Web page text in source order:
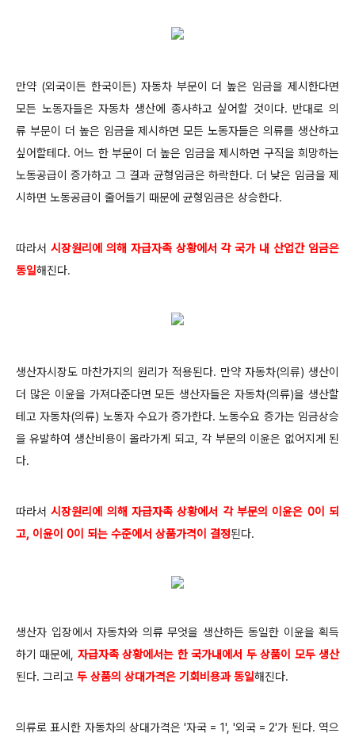
만약 (외국이든 한국이든) 자동차 부문이 더 높은 임금을 제시한다면
모든 노동자들은 자동차 생산에 종사하고 싶어할 것이다. 반대로 의
류 부문이 더 높은 임금을 제시하면 모든 노동자들은 의류를 생산하고
싶어할테다. 어느 한 부문이 더 높은 임금을 제시하면 구직을 희망하는
노동공급이 증가하고 그 결과 균형임금은 하락한다. 더 낮은 임금을 제
시하면 노동공급이 줄어들기 때문에 균형임금은 상승한다.
따라서 시장원리에 의해 자급자족 상황에서 각 국가 내 산업간 임금은
동일해진다.
생산자시장도 마찬가지의 원리가 적용된다. 만약 자동차(의류) 생산이
더 많은 이윤을 가져다준다면 모든 생산자들은 자동차(의류)을 생산할
테고 자동차(의류) 노동자 수요가 증가한다. 노동수요 증가는 임금상승
을 유발하여 생산비용이 올라가게 되고, 각 부문의 이윤은 없어지게 된
다.
따라서시장원리에 의해 자급자족 상황에서 각 부문의 이윤은 0이 되
고, 이윤이 0이 되는 수준에서 상품가격이 결정된다.
생산자 입장에서 자동차와 의류 무엇을 생산하든 동일한 이윤을 획득
하기 때문에, 자급자족 상황에서는 한 국가내에서 두 상품이 모두 생산
된다. 그리고 두 상품의 상대가격은 기회비용과 동일해진다.
의류로 표시한 자동차의 상대가격은 '자국 = 1', '외국 = 2'가 된다. 역으